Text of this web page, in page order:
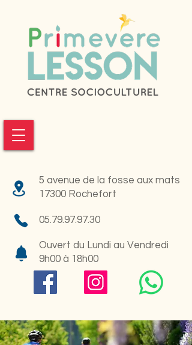
5 avenue de la fosse aux mats
17300 Rochefort
05.79.97.97.30
Ouvert du Lundi au Vendredi
9h00 à 18h00